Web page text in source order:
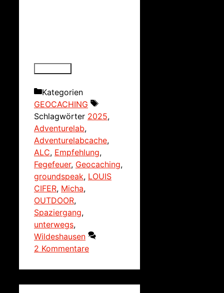
Kategorien
GEOCACHING
Schlagwörter 2025,
Adventurelab,
Adventurelabcache,
ALC, Empfehlung,
Fegefeuer, Geocaching,
groundspeak, LOUIS
CIFER, Micha,
OUTDOOR,
Spaziergang,
unterwegs,
Wildeshausen
2 Kommentare